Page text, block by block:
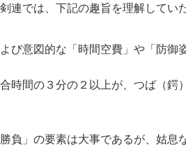
連では、下記の趣旨を理解してい
び意図的な「時間空費」や「防
間の３分の２以上が、つば（鍔
」の要素は大事であるが、姑息